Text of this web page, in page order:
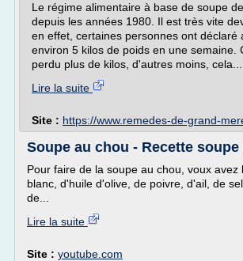
Le régime alimentaire à base de soupe
depuis les années 1980. Il est très vite
en effet, certaines personnes ont déclaré
environ 5 kilos de poids en une semaine.
perdu plus de kilos, d'autres moins, cela...
Lire la suite
Site : https://www.remedes-de-grand-
Soupe au chou - Recette
Pour faire de la soupe au chou, voux avez
blanc, d'huile d'olive, de poivre, d'ail, de
de...
Lire la suite
Site : youtube.com